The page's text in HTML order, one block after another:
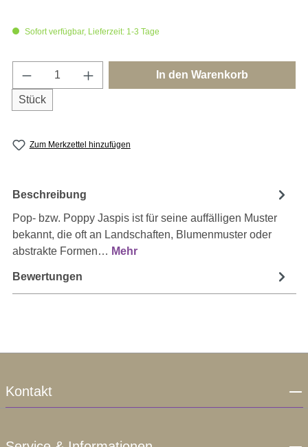
Sofort verfügbar, Lieferzeit: 1-3 Tage
Produkt Anzahl: Gib den gewünschten
Stück
In den Warenkorb
Zum Merkzettel hinzufügen
Beschreibung
Pop- bzw. Poppy Jaspis ist für seine auffälligen Muster
bekannt, die oft an Landschaften, Blumenmuster oder
abstrakte Formen… Mehr
Bewertungen
Kontakt